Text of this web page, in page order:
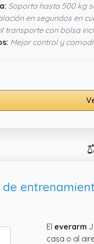
Soporta hasta 500 kg
en segundos en
transporte con bolsa
Mejor control y
El everarm
casa o al